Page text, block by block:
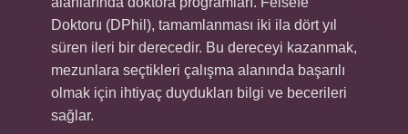
Doktoru (DPhil), tamamlanması iki ila dört yıl
süren ileri bir derecedir. Bu dereceyi kazanmak,
mezunlara seçtikleri çalışma alanında başarılı
olmak için ihtiyaç duydukları bilgi ve becerileri
sağlar.